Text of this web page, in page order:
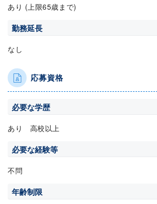
あり (上限65歳まで)
勤務延長
なし
応募資格
必要な学歴
あり 高校以上
必要な経験等
不問
年齢制限